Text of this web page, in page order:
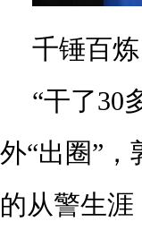
千锤百炼
“干了30
外“出圈”
的从警生